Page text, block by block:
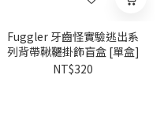
Fuggler 牙齒怪實驗逃出系
列背帶鞦韆掛飾盲盒 [單盒]
NT$320